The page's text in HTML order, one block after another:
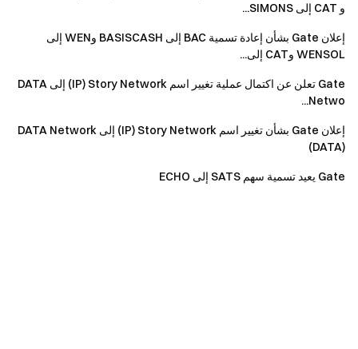
و CAT إلى SIMONS...
إعلان Gate بشأن إعادة تسمية BAC إلى BASISCASH وWEN إلى
WENSOL وCAT إلى...
Gate تعلن عن اكتمال عملية تغيير اسم Story Network ‏(IP) إلى DATA
Netwo...
إعلان Gate بشأن تغيير اسم Story Network ‏(IP) إلى DATA Network
‏(DATA)
Gate يعيد تسمية سهم SATS إلى ECHO